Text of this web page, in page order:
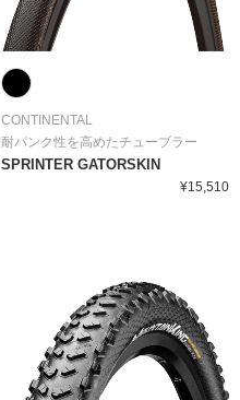
CONTINENTAL
耐パンク性を高めたチューブラー
SPRINTER GATORSKIN
¥15,510